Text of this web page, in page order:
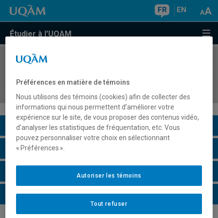
FR EN
Étudier à l'UQAM
COURS//
organisés
Description du cours
Horaire - Été 2026
Horaire - Automne 2026
Horaire - Hiver 2027
Préférences en matière de témoins
Nous utilisons des témoins (cookies) afin de collecter des
informations qui nous permettent d’améliorer votre
expérience sur le site, de vous proposer des contenus vidéo,
d’analyser les statistiques de fréquentation, etc. Vous
pouvez personnaliser votre choix en sélectionnant
« Préférences ».
Tout refuser
Autoriser les témoins